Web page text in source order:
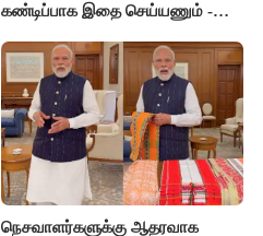
கண்டிப்பாக இதை செய்யணும் -
நெசவாளர்களுக்கு ஆதரவாக